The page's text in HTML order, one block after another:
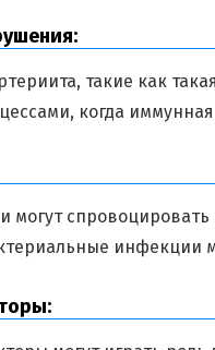
такие как
когда
могут
инфекции